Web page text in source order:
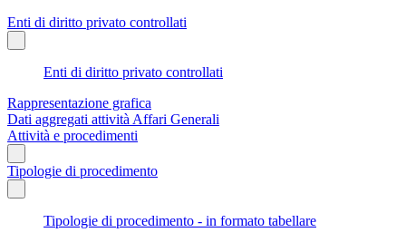
Enti di diritto privato controllati
Enti di diritto privato controllati
Rappresentazione grafica
Dati aggregati attività Affari Generali
Attività e procedimenti
Tipologie di procedimento
Tipologie di procedimento - in formato tabellare